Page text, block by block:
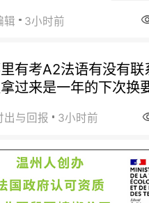
辑 3小时前
有考A2法语有没有联
过来是一年的下次换
出与回报 3小时前